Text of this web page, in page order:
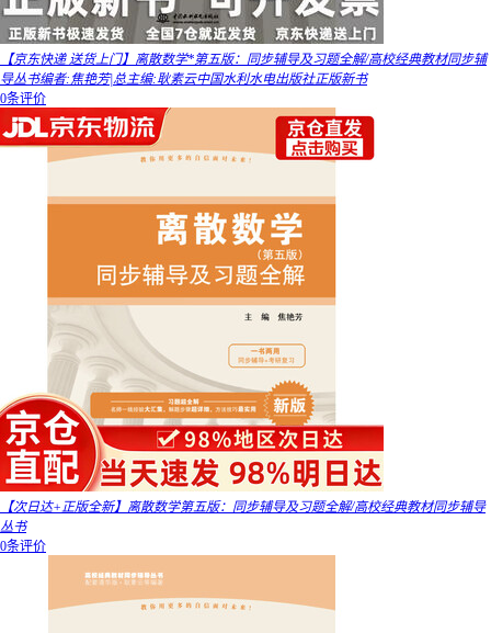
【京东快递 送货上门】离散数学*第五版：同步辅导及习题全解/高校经典教材同步辅
导丛书编者:焦艳芳|总主编:耿素云中国水利水电出版社正版新书
0条评价
【次日达+正版全新】离散数学第五版：同步辅导及习题全解/高校经典教材同步辅导
丛书
0条评价